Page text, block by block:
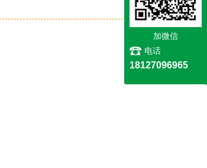
加微信
电话
18127096965